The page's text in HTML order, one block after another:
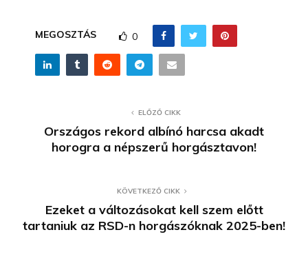
MEGOSZTÁS 0
ELŐZŐ CIKK
Országos rekord albínó harcsa akadt
horogra a népszerű horgásztavon!
KÖVETKEZŐ CIKK
Ezeket a változásokat kell szem előtt
tartaniuk az RSD-n horgászóknak 2025-ben!